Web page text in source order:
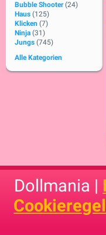
Bubble Shooter (24)
Haus (125)
Klicken (7)
Ninja (31)
Jungs (745)
Alle Kategorien
Dollmania |